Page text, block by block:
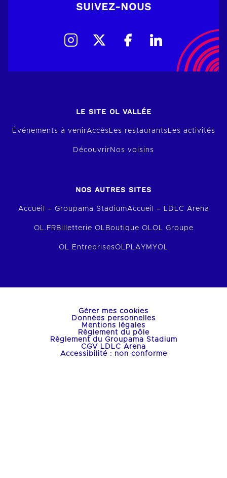
SUIVEZ-NOUS
LE SITE OL VALLÉE
Événements à venirAccèsLes restaurantsLes activités
Découvrir Nos voisins
NOS AUTRES SITES
Accueil – Groupama StadiumAccueil – LDLC Arena
OL.FR Billetterie OL Boutique OLOL Groupe
OL EntreprisesOLPLAY MYOL
Gérer mes cookies
Données personnelles
Mentions légales
Règlement du pôle
Règlement du Groupama Stadium
CGV LDLC Arena
Accessibilité : non conforme